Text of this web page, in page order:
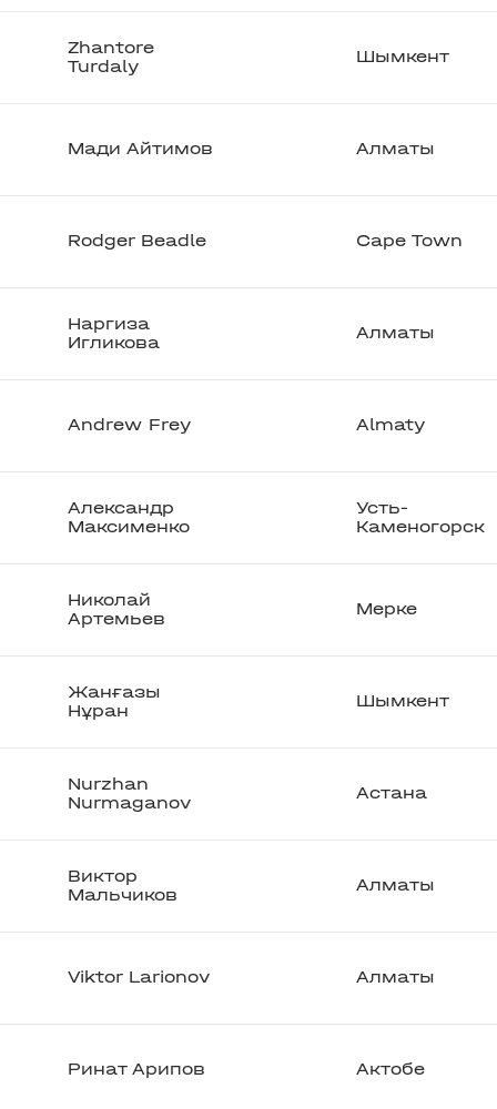
Zhantore
Turdaly
Шымкент
Мади Айтимов Алматы
Rodger Beadle Cape Town
Наргиза
Игликова
Алматы
Andrew Frey Almaty
Александр
Максименко
Усть-
Каменогорск
Николай
Артемьев
Мерке
Жанғазы
Нұран
Шымкент
Nurzhan
Nurmaganov
Астана
Виктор
Мальчиков
Алматы
Viktor Larionov Алматы
Ринат Арипов Актобе